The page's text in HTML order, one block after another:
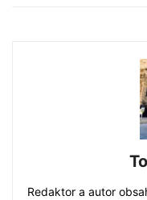
Redaktor a autor